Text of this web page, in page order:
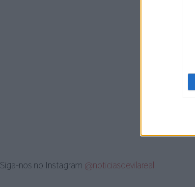
Siga-nos no Instagram @noticiasdevilareal